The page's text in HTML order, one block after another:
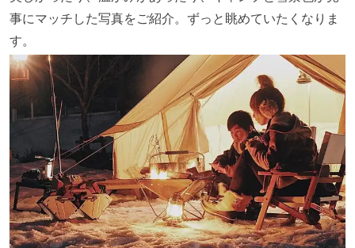
事にマッチした写真をご紹介。ずっと眺めていたくなりま
す。